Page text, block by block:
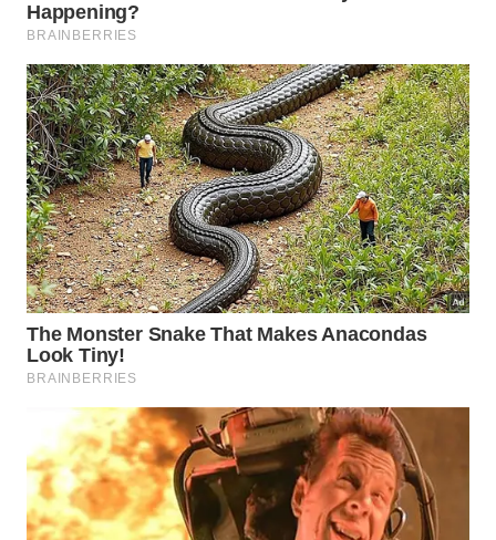
O histórico bonde de Wellington